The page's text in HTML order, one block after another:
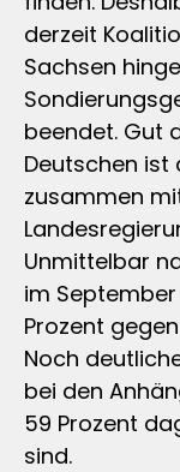
derzeit
Sachsen
beendet. Gut
Deutschen ist
zusammen
Unmittelbar
im
Prozent
Noch
bei den
59 Prozent
sind.